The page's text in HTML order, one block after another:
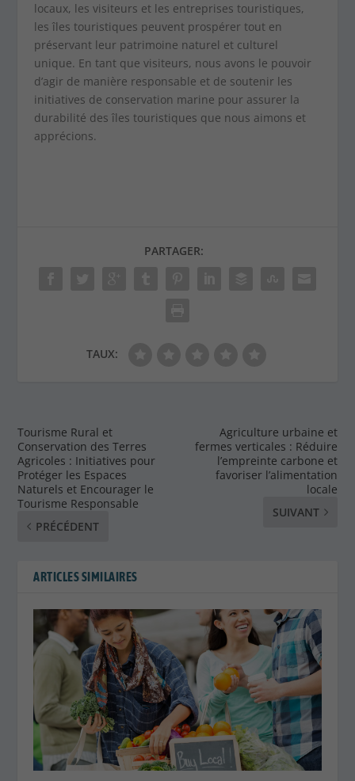
locaux, les visiteurs et les entreprises touristiques,
les îles touristiques peuvent prospérer tout en
préservant leur patrimoine naturel et culturel
unique. En tant que visiteurs, nous avons le pouvoir
d’agir de manière responsable et de soutenir les
initiatives de conservation marine pour assurer la
durabilité des îles touristiques que nous aimons et
apprécions.
PARTAGER:
TAUX:
Tourisme Rural et
Conservation des Terres
Agricoles : Initiatives pour
Protéger les Espaces
Naturels et Encourager le
Tourisme Responsable
PRÉCÉDENT
Agriculture urbaine et
fermes verticales : Réduire
l’empreinte carbone et
favoriser l’alimentation
locale
SUIVANT
ARTICLES SIMILAIRES